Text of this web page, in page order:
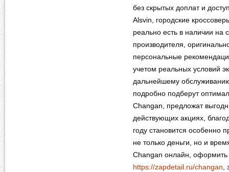
без скрытых доплат и
Alsvin, городские
реально есть в наличии на
производителя,
персональные
учетом реальных условий
дальнейшему
подробно подберут
Changan, предложат
действующих акциях,
году становится особенно
не только деньги, но и
Changan онлайн, оформить
https://zapdetail.ru/changan